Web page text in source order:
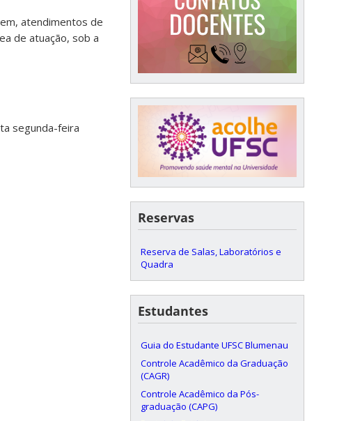
atendimentos de
de atuação, sob a
segunda-feira
Reservas
Reserva de Salas, Laboratórios e
Quadra
Estudantes
Guia do Estudante UFSC Blumenau
Controle Acadêmico da Graduação
(CAGR)
Controle Acadêmico da Pós-
graduação (CAPG)